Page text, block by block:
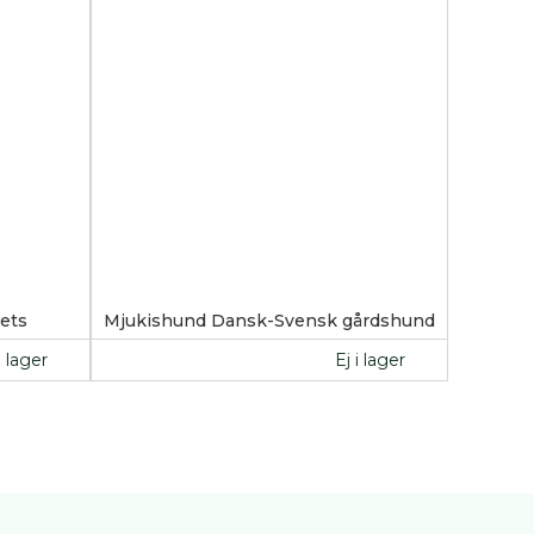
lager
Mjukishund Dansk-Svensk gårdshund
Ej i lager